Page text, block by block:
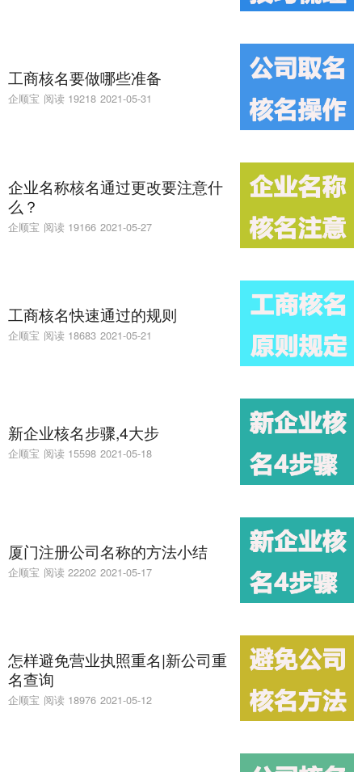
工商核名要做哪些准备
企顺宝 阅读 19218 2021-05-31
企业名称核名通过更改要注意什
么？
企顺宝 阅读 19166 2021-05-27
工商核名快速通过的规则
企顺宝 阅读 18683 2021-05-21
新企业核名步骤,4大步
企顺宝 阅读 15598 2021-05-18
厦门注册公司名称的方法小结
企顺宝 阅读 22202 2021-05-17
怎样避免营业执照重名|新公司重
名查询
企顺宝 阅读 18976 2021-05-12